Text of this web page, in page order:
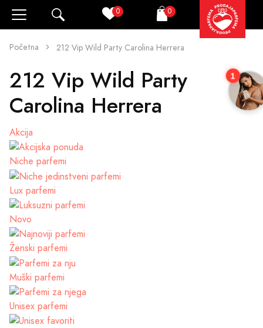
0 Korpa
0
Početna 212 Vip Wild Party Carolina Herrera
212 Vip Wild Party
Carolina Herrera
Akcija
Niche parfemi
Lux parfemi
Novo
Ženski parfemi
Muški parfemi
Unisex parfemi
1